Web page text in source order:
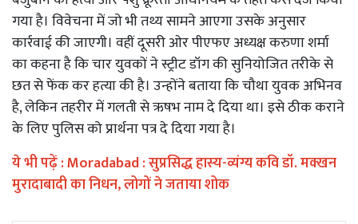
गया है। विवेचना में जो भी तथ्य सामने आएगा उसके अनुसार
कार्रवाई की जाएगी। वहीं दूसरी ओर पीएफए अध्यक्ष करुणा शर्मा
का कहना है कि चार युवकों ने स्ट्रीट डॉग की सुनियोजित तरीके से
छत से फेंक कर हत्या की है। उन्होंने बताया कि चौथा युवक अभिनव
है, लेकिन तहरीर में गलती से ऋषभ नाम दे दिया था। इसे ठीक कराने
के लिए पुलिस को प्रार्थना पत्र दे दिया गया है।
ये भी पढ़ें :Moradabad : सुप्रसिद्ध हास्य-व्यंग्य कवि डॉ. मक्खन
मुरादाबादी का निधन, लोगों ने जताया शोक